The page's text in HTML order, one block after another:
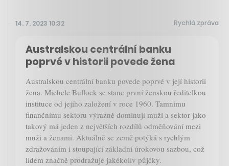
14. 7. 2023 10:32 Rychlá zpráva
Australskou centrální banku
poprvé v historii povede žena
Australskou centrální banku povede poprvé v její historii
žena. Michele Bullock se stane první ženskou ředitelkou
instituce od jejího založení v roce 1960. Tamnímu
finančnímu sektoru výrazně dominují muži a sektor jako
takový má jeden z největších rozdílů odměňování mezi
muži a ženami. Aktuálně se země potýká s rychlým
zdražováním i stoupající základní úrokovou sazbou, což
lidem značně prodražuje jakékoliv půjčky.